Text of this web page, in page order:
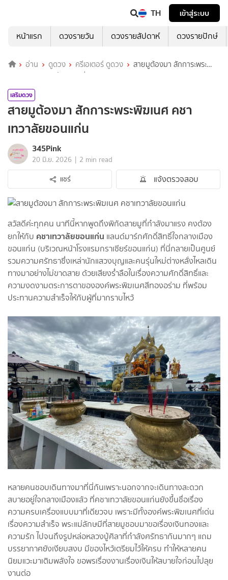
TH
เข้าสู่ระบบ
หน้าแรก
ดวงรายวัน ดวงรายสัปดาห์ ดวงรายปักษ์
อ่าน ดูดวง ครีเอเตอร์ ดูดวง
สายมูต้องมา สักการะพระ
พิฆเนศ คชาเทวาลัยขอนแก่น
เสริมดวง
สายมูต้องมา สักการะพระพิฆเนศ คชา
เทวาลัยขอนแก่น
345Pink
20 มิ.ย. 2026 | 2 min read
แชร์
แจ้งตรวจสอบ
สวัสดีค่ะทุกคน นาทีนี้หากพูดถึงพิกัดสายมูที่กำลังมาแรง คงต้อง
ยกให้กับ คชาเทวาลัยขอนแก่น แลนด์มาร์กศักดิ์สิทธิ์ใจกลางเมือง
ขอนแก่น (บริเวณหน้าโรงแรมกราเซียร์ขอนแก่น) ที่นี่กลายเป็นศูนย์
รวมความศรัทธาซึ่งเหล่านักแสวงบุญและคนรุ่นใหม่ต่างหลั่งไหลเดิน
ทางมาอย่างไม่ขาดสาย ด้วยเสียงร่ำลือในเรื่องความศักดิ์สิทธิ์และ
ความงดงามตระการตาขององค์พระพิฆเนศสีทองอร่าม ที่พร้อม
ประทานความสำเร็จให้กับผู้ที่มากราบไหว้
หลายคนชอบเดินทางมาที่นี่กันเพราะนอกจากจะเดินทางสะดวก
สบายอยู่ใจกลางเมืองแล้ว ที่คชาเทวาลัยขอนแก่นยังขึ้นชื่อเรื่อง
ความครบเครื่องแบบมาที่เดียวจบ เพราะมีทั้งองค์พระพิฆเนศที่เด่น
เรื่องความสำเร็จ พระแม่ลักษมีที่สายมูชอบมาขอเรื่องเงินทองและ
ความรัก ไปจนถึงรูปหล่อหลวงปู่ศิลาที่กำลังศรัทธากันมากๆ แถม
บรรยากาศยังเงียบสงบ มีของไหว้เตรียมไว้ให้ครบ ทำให้หลายคน
นิยมแวะมาเติมพลังใจ ขอพรเรื่องงานเรื่องเงินให้สบายใจก่อนไปลุย
งานต่อ